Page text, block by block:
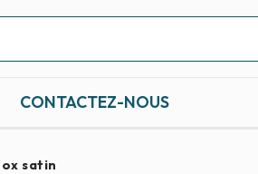
CONTACTEZ-NOUS
satin